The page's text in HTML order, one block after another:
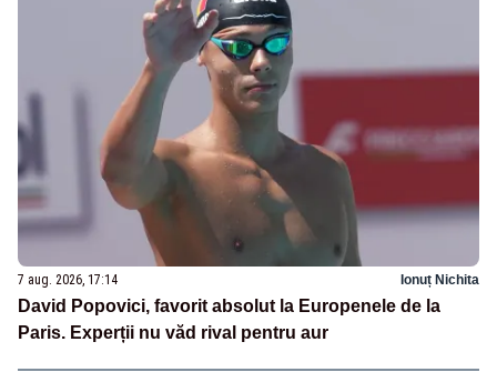
7 aug. 2026, 17:14 Ionuț Nichita
David Popovici, favorit absolut la Europenele de la
Paris. Experții nu văd rival pentru aur